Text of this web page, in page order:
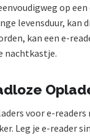
op
levensduur, kan
kan een e-
nachtkastje.
voor e-
Leg je e-reader